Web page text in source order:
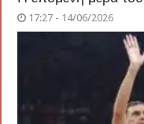
17:27 - 14/06/2026